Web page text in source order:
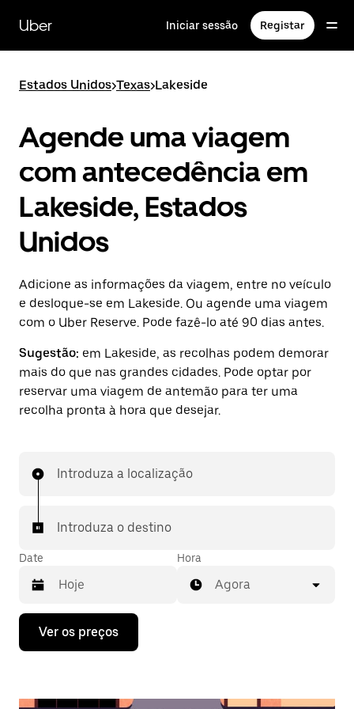
para
conteúdo
Uber Iniciar sessão Registar
Estados Unidos>Texas>Lakeside
Agende uma viagem
com antecedência em
Lakeside, Estados
Unidos
Adicione as informações da viagem, entre no veículo
e desloque-se em Lakeside. Ou agende uma viagem
com o Uber Reserve. Pode fazê-lo até 90 dias antes.
Sugestão: em Lakeside, as recolhas podem demorar
mais do que nas grandes cidades. Pode optar por
reservar uma viagem de antemão para ter uma
recolha pronta à hora que desejar.
Introduza a localização
Introduza o destino
Date
Prima
tecla
Hora
Agora
Ver os preços